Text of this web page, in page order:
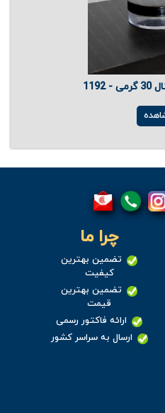
چرا ما
تضمین بهترین
کیفیت
تضمین بهترین
قیمت
ارائه فاکتور رسمی
ارسال به سراسر کشور